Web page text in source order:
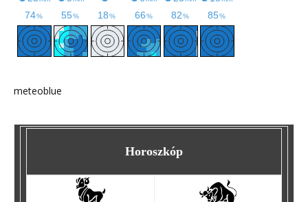
meteoblue
Horoszkóp